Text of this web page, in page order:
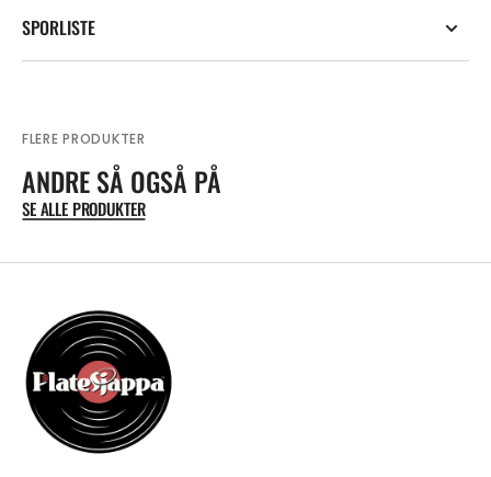
SPORLISTE
FLERE PRODUKTER
ANDRE SÅ OGSÅ PÅ
SE ALLE PRODUKTER